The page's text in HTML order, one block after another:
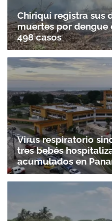
Chiriquí registra sus
muertes por dengue
498 casos
Virus respiratorio
tres bebés
acumulados en